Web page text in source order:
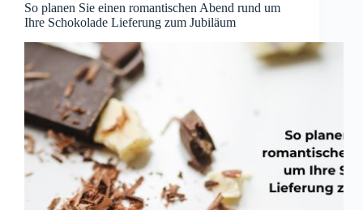
So planen Sie einen romantischen Abend rund um
Ihre Schokolade Lieferung zum Jubiläum